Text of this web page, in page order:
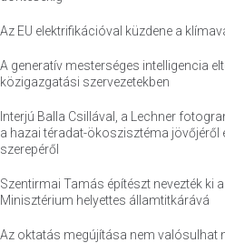
Az EU elektrifikációval küzdene a
A generatív mesterséges intelligencia
közigazgatási szervezetekben
Interjú Balla Csillával, a Lechner
a hazai téradat-ökoszisztéma jövőjéről
szerepéről
Szentirmai Tamás építészt nevezték ki
Minisztérium helyettes államtitkárává
Az oktatás megújítása nem valósulhat